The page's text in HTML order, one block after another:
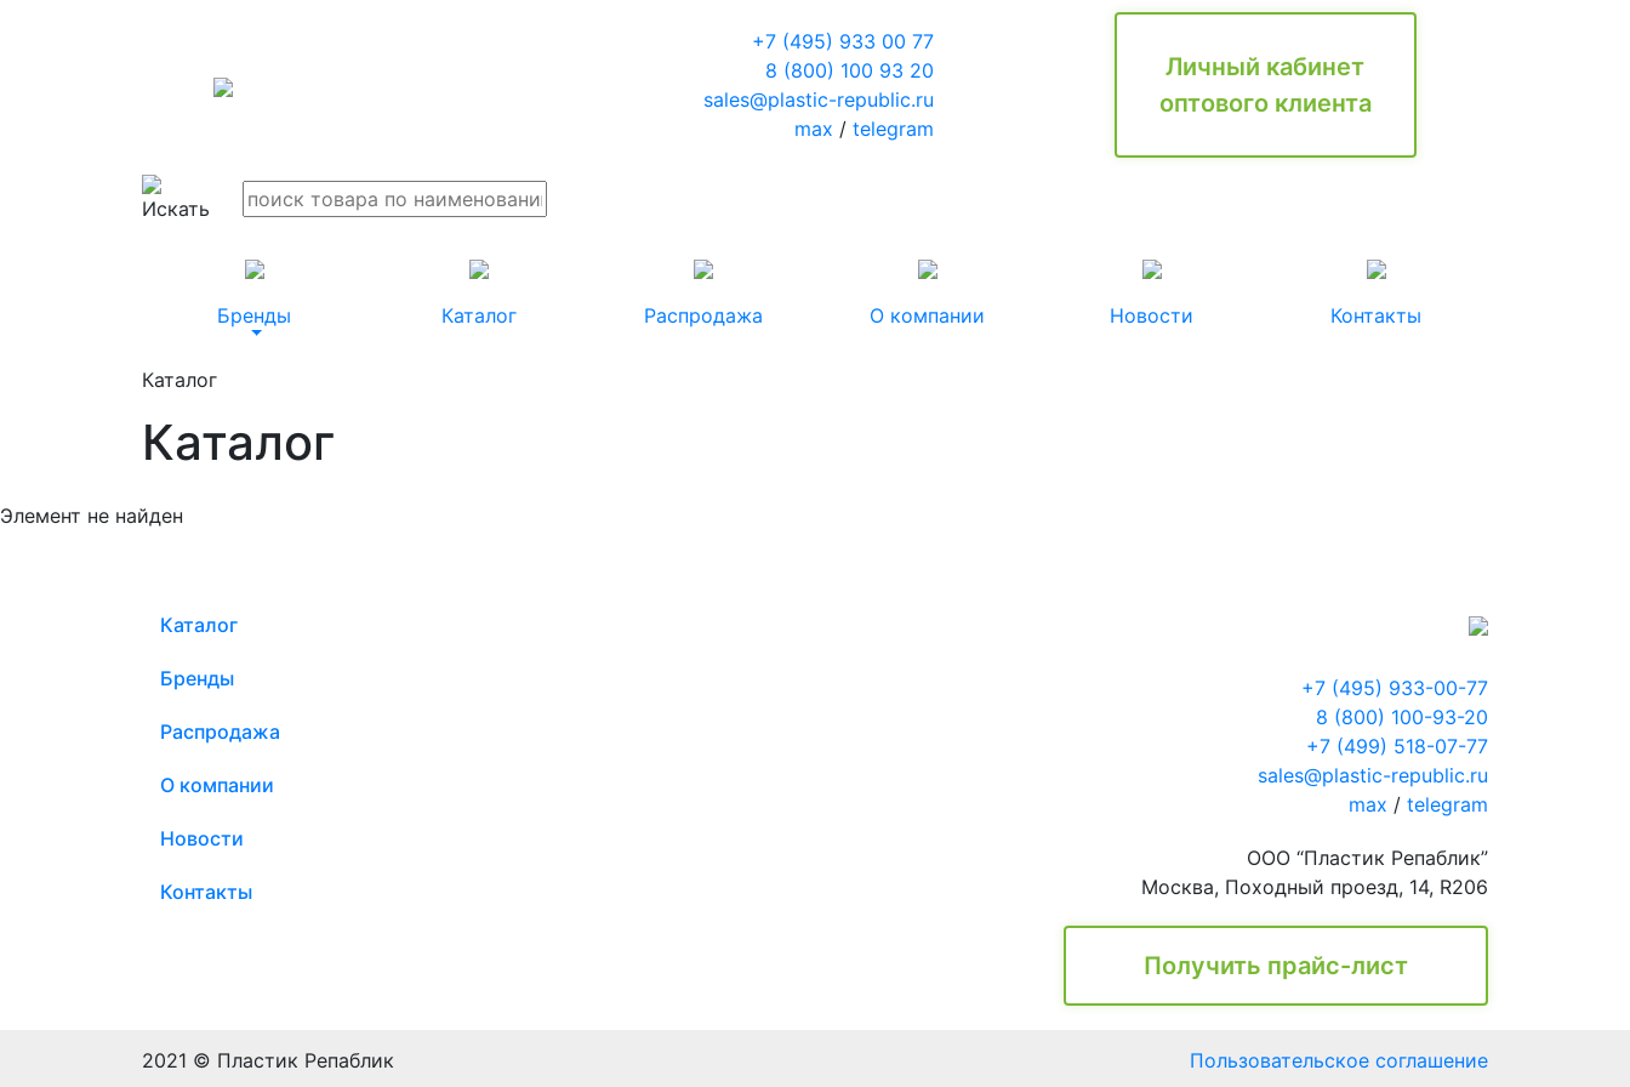
+7 (495) 933 00 77
8 (800) 100 93 20
sales@plastic-republic.ru
max / telegram
Личный кабинет
оптового клиента
Бренды Каталог Распродажа О компании Новости Контакты
Каталог
Каталог
Элемент не найден
Каталог
Бренды
Распродажа
О компании
Новости
Контакты
+7 (495) 933-00-77
8 (800) 100-93-20
+7 (499) 518-07-77
sales@plastic-republic.ru
max / telegram
ООО “Пластик Репаблик”
Москва, Походный проезд, 14, R206
Получить прайс-лист
2021 © Пластик Репаблик Пользовательское соглашение